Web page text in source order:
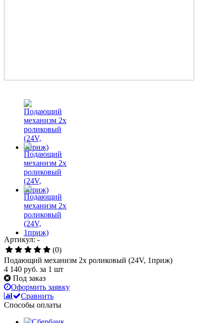
Артикул: -
(0)
Подающий механизм 2х роликовый (24V, 1приж)
4 140 руб. за 1 шт
Под заказ
Оформить заявку
Сравнить
Способы оплаты